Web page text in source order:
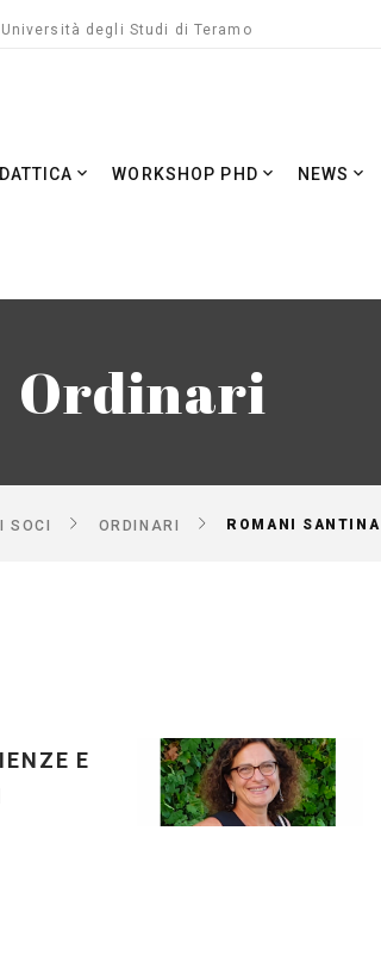
degli Studi di Teramo
WORKSHOP PHD NEWS
Ordinari
I SOCI ORDINARI ROMANI SANTINA
E